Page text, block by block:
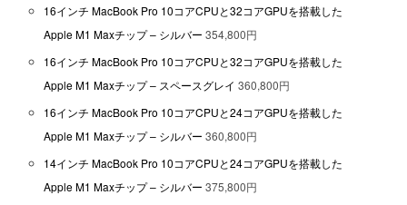
16インチ MacBook Pro 10コアCPUと32コアGPUを搭載した
Apple M1 Maxチップ – シルバー 354,800円
16インチ MacBook Pro 10コアCPUと32コアGPUを搭載した
Apple M1 Maxチップ – スペースグレイ 360,800円
16インチ MacBook Pro 10コアCPUと24コアGPUを搭載した
Apple M1 Maxチップ – シルバー 360,800円
14インチ MacBook Pro 10コアCPUと24コアGPUを搭載した
Apple M1 Maxチップ – シルバー 375,800円